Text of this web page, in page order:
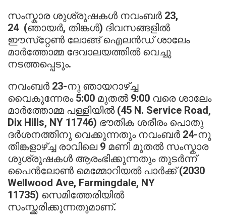
സംസ്കാര ശുശ്രുഷകൾ നവംബർ 23,
24 (ഞായർ, തിങ്കൾ) ദിവസങ്ങളിൽ
ഈസ്‌റ്റേൺ ലോങ്ങ് ഐലൻഡ് ശാലേം
മാർത്തോമ്മ ദേവാലയത്തിൽ വെച്ചു
നടത്തപ്പെടും.
നവംബർ 23-നു ഞായറാഴ്ച്ച
വൈകുന്നേരം 5:00 മുതൽ 9:00 വരെ ശാലേം
മാർത്തോമ്മ പള്ളിയിൽ (45 N. Service Road,
Dix Hills, NY 11746) ഭൗതിക ശരീരം പൊതു
ദർശനത്തിനു വെക്കുന്നതും നവംബർ 24-നു
തിങ്കളാഴ്ച്ച രാവിലെ 9 മണി മുതൽ സംസ്കാര
ശുശ്രുഷകൾ ആരംഭിക്കുന്നതും തുടർന്ന്
പൈൻലോൺ മെമ്മോറിയൽ പാർക്ക് (2030
Wellwood Ave, Farmingdale, NY
11735) സെമിത്തേരിയിൽ
സംസ്ക്കരിക്കുന്നതുമാണ്.